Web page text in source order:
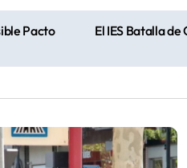
Pacto
El IES Batalla